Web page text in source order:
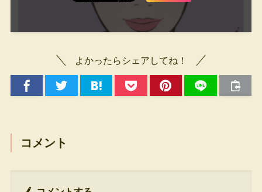
よかったらシェアしてね！
コメント